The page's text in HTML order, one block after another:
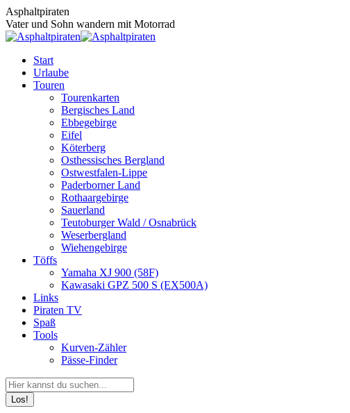
Zum
Inhalt
springen
Asphaltpiraten
Vater und Sohn wandern mit Motorrad
Start
Urlaube
Touren
Tourenkarten
Bergisches Land
Ebbegebirge
Eifel
Köterberg
Osthessisches Bergland
Ostwestfalen-Lippe
Paderborner Land
Rothaargebirge
Sauerland
Teutoburger Wald / Osnabrück
Weserbergland
Wiehengebirge
Töffs
Yamaha XJ 900 (58F)
Kawasaki GPZ 500 S (EX500A)
Links
Piraten TV
Spaß
Tools
Kurven-Zähler
Pässe-Finder
Search: